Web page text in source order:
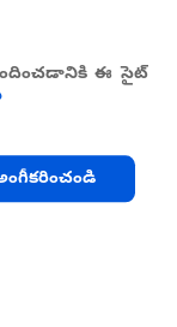
ఈ సైట్